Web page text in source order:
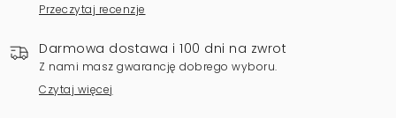
Przeczytaj recenzje
Darmowa dostawa i 100 dni na zwrot
Z nami masz gwarancję dobrego wyboru.
Czytaj więcej